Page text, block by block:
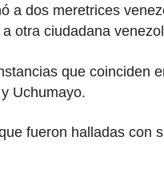
a dos meretrices
otra ciudadana
que coinciden
Uchumayo.
fueron halladas con